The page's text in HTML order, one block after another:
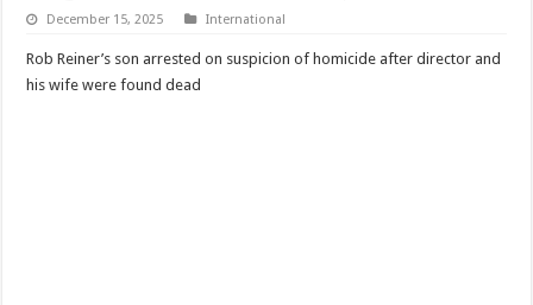
December 15, 2025 International
Rob Reiner’s son arrested on suspicion of homicide after director and
his wife were found dead